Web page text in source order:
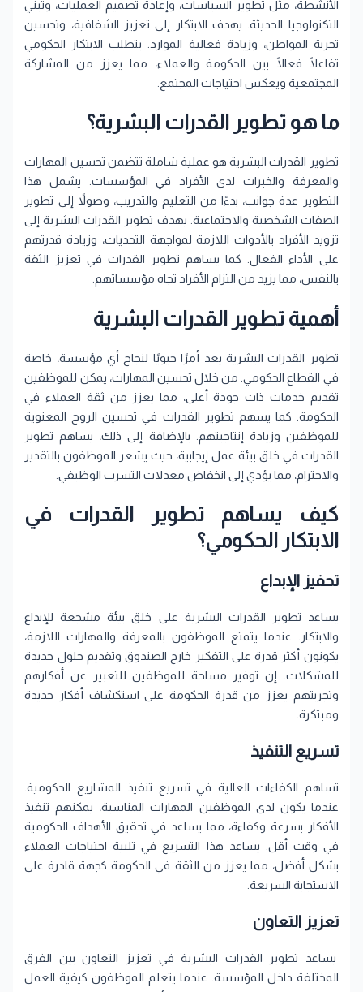
الأنشطة، مثل تطوير السياسات، وإعادة تصميم العمليات، وتبني
التكنولوجيا الحديثة. يهدف الابتكار إلى تعزيز الشفافية، وتحسين
تجربة المواطن، وزيادة فعالية الموارد. يتطلب الابتكار الحكومي
تفاعلًا فعالًا بين الحكومة والعملاء، مما يعزز من المشاركة
المجتمعية ويعكس احتياجات المجتمع.
ما هو تطوير القدرات البشرية؟
تطوير القدرات البشرية هو عملية شاملة تتضمن تحسين المهارات
والمعرفة والخبرات لدى الأفراد في المؤسسات. يشمل هذا
التطوير عدة جوانب، بدءًا من التعليم والتدريب، وصولاً إلى تطوير
الصفات الشخصية والاجتماعية. يهدف تطوير القدرات البشرية إلى
تزويد الأفراد بالأدوات اللازمة لمواجهة التحديات، وزيادة قدرتهم
على الأداء الفعال. كما يساهم تطوير القدرات في تعزيز الثقة
بالنفس، مما يزيد من التزام الأفراد تجاه مؤسساتهم.
أهمية تطوير القدرات البشرية
تطوير القدرات البشرية يعد أمرًا حيويًا لنجاح أي مؤسسة، خاصة
في القطاع الحكومي. من خلال تحسين المهارات، يمكن للموظفين
تقديم خدمات ذات جودة أعلى، مما يعزز من ثقة العملاء في
الحكومة. كما يسهم تطوير القدرات في تحسين الروح المعنوية
للموظفين وزيادة إنتاجيتهم. بالإضافة إلى ذلك، يساهم تطوير
القدرات في خلق بيئة عمل إيجابية، حيث يشعر الموظفون بالتقدير
والاحترام، مما يؤدي إلى انخفاض معدلات التسرب الوظيفي.
كيف يساهم تطوير القدرات في
الابتكار الحكومي؟
تحفيز الإبداع
يساعد تطوير القدرات البشرية على خلق بيئة مشجعة للإبداع
والابتكار. عندما يتمتع الموظفون بالمعرفة والمهارات اللازمة،
يكونون أكثر قدرة على التفكير خارج الصندوق وتقديم حلول جديدة
للمشكلات. إن توفير مساحة للموظفين للتعبير عن أفكارهم
وتجربتهم يعزز من قدرة الحكومة على استكشاف أفكار جديدة
ومبتكرة.
تسريع التنفيذ
تساهم الكفاءات العالية في تسريع تنفيذ المشاريع الحكومية.
عندما يكون لدى الموظفين المهارات المناسبة، يمكنهم تنفيذ
الأفكار بسرعة وكفاءة، مما يساعد في تحقيق الأهداف الحكومية
في وقت أقل. يساعد هذا التسريع في تلبية احتياجات العملاء
بشكل أفضل، مما يعزز من الثقة في الحكومة كجهة قادرة على
الاستجابة السريعة.
تعزيز التعاون
يساعد تطوير القدرات البشرية في تعزيز التعاون بين الفرق
المختلفة داخل المؤسسة. عندما يتعلم الموظفون كيفية العمل